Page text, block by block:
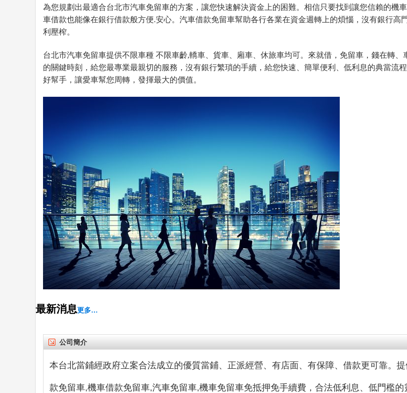
為您規劃出最適合台北市汽車免留車的方案，讓您快速解決資金上的困難。相信只要找到讓您信賴的機
車借款也能像在銀行借款般方便.安心。汽車借款免留車幫助各行各業在資金週轉上的煩惱，沒有銀行高
利壓榨。
台北市汽車免留車提供不限車種 不限車齡,轎車、貨車、廂車、休旅車均可。來就借，免留車，錢在轉、
的關鍵時刻，‬給您最專業最親切的服務，沒有銀行繁瑣的手續，給您快速、簡單便利、低利息的典當流
好幫手，讓愛車幫您周轉，發揮最大的價值。
最新消息更多…
公司簡介
本台北當鋪經政府立案合法成立的優質當鋪、正派經營、有店面、有保障、借款更可靠。
款免留車,機車借款免留車,汽車免留車,機車免留車免抵押免手續費，合法低利息、低門檻的